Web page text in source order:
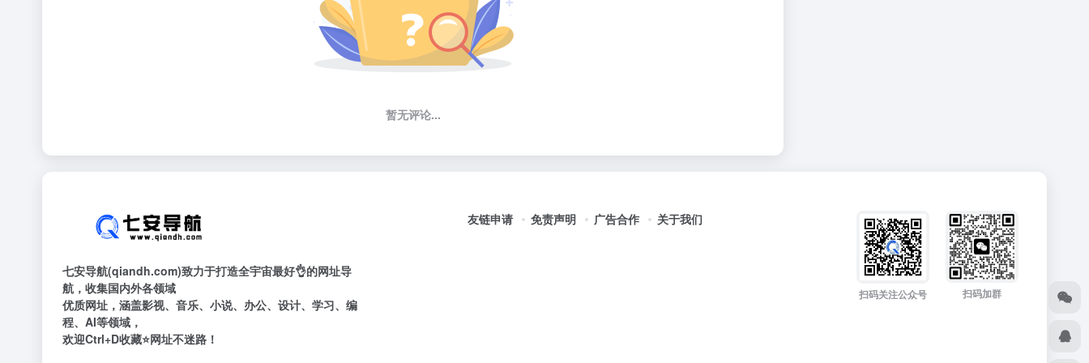
暂无评论...
七安导航(qiandh.com)致力于打造全宇宙最好👌的网址导
航，收集国内外各领域
优质网址，涵盖影视、音乐、小说、办公、设计、学习、编
程、AI等领域，
欢迎Ctrl+D收藏⭐网址不迷路！
友链申请 免责声明 广告合作 关于我们
扫码关注公众号 扫码加群